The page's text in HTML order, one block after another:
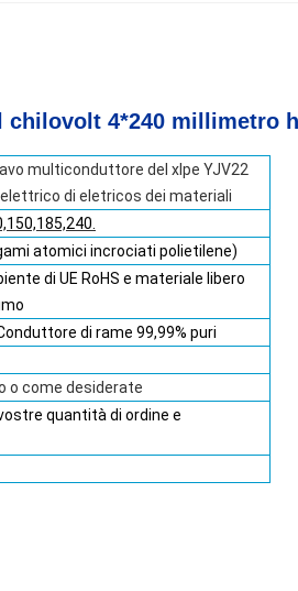
chilovolt 4*240 millimetro
multiconduttore del xlpe YJV22
di eletricos dei materiali
atomici incrociati polietilene)
di UE RoHS e materiale libero
di rame 99,99% puri
o come desiderate
quantità di ordine e